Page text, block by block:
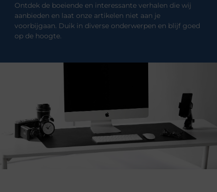
Ontdek de boeiende en interessante verhalen die wij
aanbieden en laat onze artikelen niet aan je
voorbijgaan. Duik in diverse onderwerpen en blijf goed
op de hoogte.